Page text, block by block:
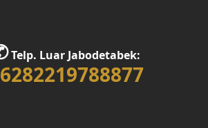
Telp. Luar Jabodetabek: